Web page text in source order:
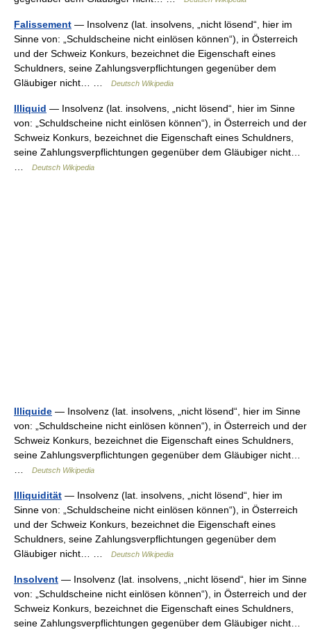
Falissement — Insolvenz (lat. insolvens, „nicht lösend“, hier im
Sinne von: „Schuldscheine nicht einlösen können“), in Österreich
und der Schweiz Konkurs, bezeichnet die Eigenschaft eines
Schuldners, seine Zahlungsverpflichtungen gegenüber dem
Gläubiger nicht… …
Deutsch Wikipedia
Illiquid — Insolvenz (lat. insolvens, „nicht lösend“, hier im Sinne
von: „Schuldscheine nicht einlösen können“), in Österreich und der
Schweiz Konkurs, bezeichnet die Eigenschaft eines Schuldners,
seine Zahlungsverpflichtungen gegenüber dem Gläubiger nicht…
Deutsch Wikipedia
Illiquide — Insolvenz (lat. insolvens, „nicht lösend“, hier im Sinne
von: „Schuldscheine nicht einlösen können“), in Österreich und der
Schweiz Konkurs, bezeichnet die Eigenschaft eines Schuldners,
seine Zahlungsverpflichtungen gegenüber dem Gläubiger nicht…
Deutsch Wikipedia
Illiquidität — Insolvenz (lat. insolvens, „nicht lösend“, hier im
Sinne von: „Schuldscheine nicht einlösen können“), in Österreich
und der Schweiz Konkurs, bezeichnet die Eigenschaft eines
Schuldners, seine Zahlungsverpflichtungen gegenüber dem
Gläubiger nicht… …
Deutsch Wikipedia
Insolvent — Insolvenz (lat. insolvens, „nicht lösend“, hier im Sinne
von: „Schuldscheine nicht einlösen können“), in Österreich und der
Schweiz Konkurs, bezeichnet die Eigenschaft eines Schuldners,
seine Zahlungsverpflichtungen gegenüber dem Gläubiger nicht…